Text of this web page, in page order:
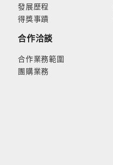
發展歷程
得獎事蹟
合作洽談
合作業務範圍
團購業務